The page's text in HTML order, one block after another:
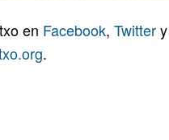
en Facebook, Twittery
.